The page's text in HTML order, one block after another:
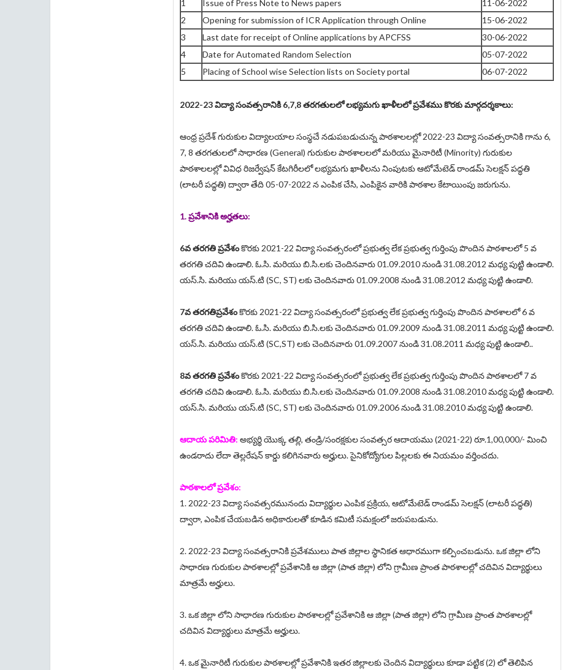
1 Issue of Press Note to News papers
11-06-2022
2
Opening for submission of ICR Application through Online
15-06-2022
3
Last date for receipt of Online applications by APCFSS
30-06-2022
4
Date for Automated Random Selection
05-07-2022
5
Placing of School wise Selection lists on Society portal 06-07-2022
2022-23 విద్యా సంవత్సరానికి 6,7,8 తరగతులలో లభ్యమగు ఖాళీలలో ప్రవేశము కొరకు మార్గదర్శకాలు:
ఆంధ్ర ప్రదేశ్ గురుకుల విద్యాలయాల సంస్థచే నడుపబడుచున్న పాఠశాలలల్లో 2022-23 విద్యా సంవత్సరానికి గాను 6,
7, 8 తరగతులలో సాధారణ (General) గురుకుల పాఠశాలలలో మరియు మైనారిటీ (Minority) గురుకుల
పాఠశాలలల్లో వివిధ రిజర్వేషన్ కేటగిరీలలో లభ్యమగు ఖాళీలను నింపుటకు ఆటోమేటెడ్ రాండమ్ సెలక్షన్ పద్ధతి
(లాటరీ పద్ధతి) ద్వారా తేది 05-07-2022 న ఎంపిక చేసి, ఎంపికైన వారికి పాఠశాల కేటాయింపు జరుగును.
1. ప్రవేశానికి అర్హతలు:
6వ తరగతి ప్రవేశంకొరకు 2021-22 విద్యా సంవత్సరంలో ప్రభుత్వ లేక ప్రభుత్వ గుర్తింపు పొందిన పాఠశాలలో 5 వ
తరగతి చదివి ఉండాలి. ఓ.సి. మరియు బి.సి.లకు చెందినవారు 01.09.2010 నుండి 31.08.2012 మధ్య పుట్టి ఉండాలి.
యస్.సి. మరియు యస్.టి (SC, ST) లకు చెందినవారు 01.09.2008 నుండి 31.08.2012 మధ్య పుట్టి ఉండాలి.
7వ తరగతిప్రవేశంకొరకు 2021-22 విద్యా సంవత్సరంలో ప్రభుత్వ లేక ప్రభుత్వ గుర్తింపు పొందిన పాఠశాలలో 6 వ
తరగతి చదివి ఉండాలి. ఓ.సి. మరియు బి.సి.లకు చెందినవారు 01.09.2009 నుండి 31.08.2011 మధ్య పుట్టి ఉండాలి.
యస్.సి. మరియు యస్.టి (SC,ST) లకు చెందినవారు 01.09.2007 నుండి 31.08.2011 మధ్య పుట్టి ఉండాలి..
8వ తరగతి ప్రవేశంకొరకు 2021-22 విద్యా సంవత్సరంలో ప్రభుత్వ లేక ప్రభుత్వ గుర్తింపు పొందిన పాఠశాలలో 7 వ
తరగతి చదివి ఉండాలి. ఓ.సి. మరియు బి.సి.లకు చెందినవారు 01.09.2008 నుండి 31.08.2010 మధ్య పుట్టి ఉండాలి.
యస్.సి. మరియు యస్.టి (SC, ST) లకు చెందినవారు 01.09.2006 నుండి 31.08.2010 మధ్య పుట్టి ఉండాలి.
ఆదాయ పరిమితి: అభ్యర్థి యొక్క తల్లి, తండ్రి/సంరక్షకుల సంవత్సర ఆదాయము (2021-22) రూ.1,00,000/- మించి
ఉండరాదు లేదా తెల్లరేషన్ కార్డు కలిగినవారు అర్హులు. సైనికోద్యోగుల పిల్లలకు ఈ నియమం వర్తించదు.
పాఠశాలలో ప్రవేశం:
1. 2022-23 విద్యా సంవత్సరమునందు విద్యార్థుల ఎంపిక ప్రక్రియ, ఆటోమేటెడ్ రాండమ్ సెలక్షన్ (లాటరీ పద్ధతి)
ద్వారా, ఎంపిక చేయబడిన అధికారులతో కూడిన కమిటీ సమక్షంలో జరుపబడును.
2. 2022-23 విద్యా సంవత్సరానికి ప్రవేశములు పాత జిల్లాల స్థానికత ఆధారముగా కల్పించబడును. ఒక జిల్లా లోని
సాధారణ గురుకుల పాఠశాలల్లో ప్రవేశానికి ఆ జిల్లా (పాత జిల్లా) లోని గ్రామీణ ప్రాంత పాఠశాలల్లో చదివిన విద్యార్థులు
మాత్రమే అర్హులు.
3. ఒక జిల్లా లోని సాధారణ గురుకుల పాఠశాలల్లో ప్రవేశానికి ఆ జిల్లా (పాత జిల్లా) లోని గ్రామీణ ప్రాంత పాఠశాలల్లో
చదివిన విద్యార్థులు మాత్రమే అర్హులు.
4. ఒక మైనారిటీ గురుకుల పాఠశాలల్లో ప్రవేశానికి ఇతర జిల్లాలకు చెందిన విద్యార్థులు కూడా పట్టిక (2) లో తెలిపిన